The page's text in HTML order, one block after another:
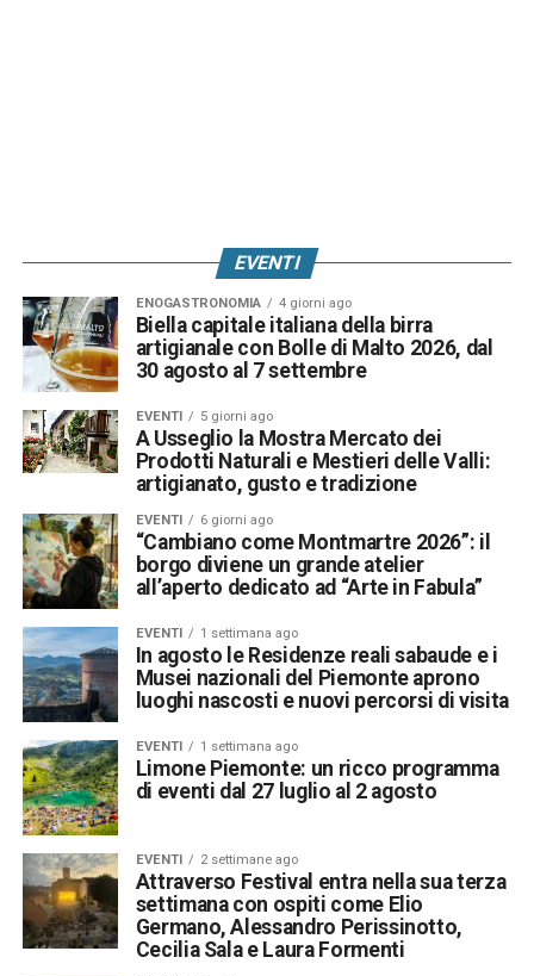
EVENTI
ENOGASTRONOMIA 4 giorni ago
Biella capitale italiana della birra
artigianale con Bolle di Malto 2026, dal
30 agosto al 7 settembre
EVENTI 5 giorni ago
A Usseglio la Mostra Mercato dei
Prodotti Naturali e Mestieri delle Valli:
artigianato, gusto e tradizione
EVENTI 6 giorni ago
“Cambiano come Montmartre 2026”: il
borgo diviene un grande atelier
all’aperto dedicato ad “Arte in Fabula”
EVENTI 1 settimana ago
In agosto le Residenze reali sabaude e i
Musei nazionali del Piemonte aprono
luoghi nascosti e nuovi percorsi di visita
EVENTI 1 settimana ago
Limone Piemonte: un ricco programma
di eventi dal 27 luglio al 2 agosto
EVENTI 2 settimane ago
Attraverso Festival entra nella sua terza
settimana con ospiti come Elio
Germano, Alessandro Perissinotto,
Cecilia Sala e Laura Formenti